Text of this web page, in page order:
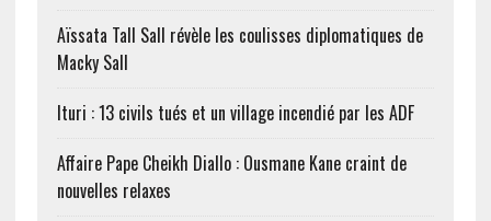
Aïssata Tall Sall révèle les coulisses diplomatiques de
Macky Sall
Ituri : 13 civils tués et un village incendié par les ADF
Affaire Pape Cheikh Diallo : Ousmane Kane craint de
nouvelles relaxes